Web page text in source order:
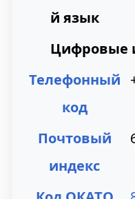
й язык
Цифровые
Телефонный
код
Почтовый
индекс